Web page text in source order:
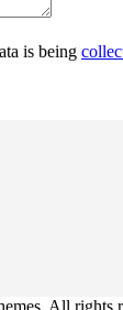
is being
All rights